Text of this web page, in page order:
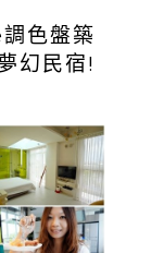
色盤築
幻民宿!